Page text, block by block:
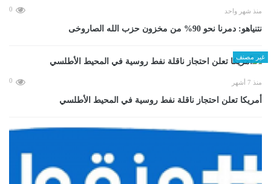
منذ شهر واحد 0
نتنياهو: دمرنا نحو 90% من مخزون حزب الله الصاروخى
غير مصنف
منذ 7 أشهر 0
أمريكا تعلن احتجاز ناقلة نفط روسية في المحيط الأطلسي